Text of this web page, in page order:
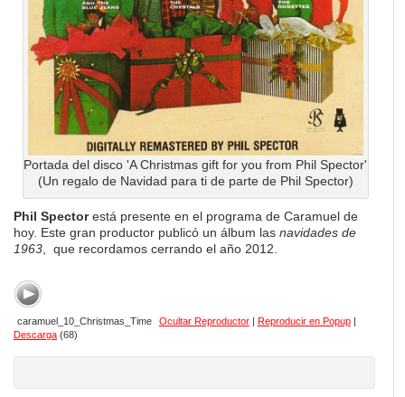
Portada del disco 'A Christmas gift for you from Phil Spector'
(Un regalo de Navidad para ti de parte de Phil Spector)
Phil Spectorestá presente en el programa de Caramuel de
hoy. Este gran productor publicó un álbum las navidades de
1963, que recordamos cerrando el año 2012.
caramuel_10_Christmas_Time Ocultar Reproductor| Reproducir en Popup|
Descarga (68)